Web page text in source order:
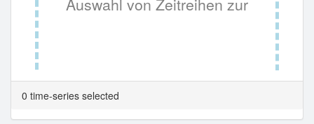
Auswahl von Zeitreihen zur
Tabellenansicht.
0 time-series selected